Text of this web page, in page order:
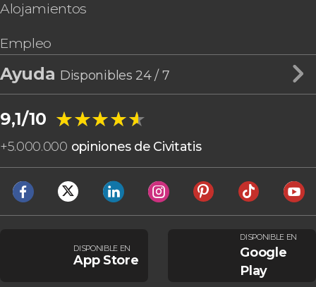
Alojamientos
Empleo
Ayuda Disponibles 24 / 7
9,1/10 ★★★★★
★★★★★
+5.000.000 opiniones de Civitatis
DISPONIBLE EN
App Store
DISPONIBLE EN
Google
Play